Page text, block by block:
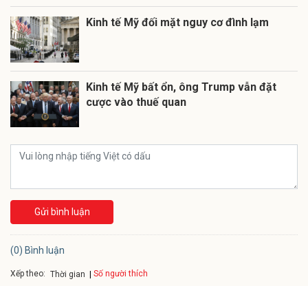
Kinh tế Mỹ đối mặt nguy cơ đình lạm
Kinh tế Mỹ bất ổn, ông Trump vẫn đặt
cược vào thuế quan
Gửi bình luận
(0) Bình luận
Xếp theo: Thời gian Số người thích